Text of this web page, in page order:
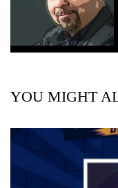
YOU MIGHT